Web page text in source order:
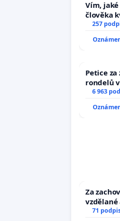
Vím,
člověka
257
Petice
rondelů
6 963
Za
71